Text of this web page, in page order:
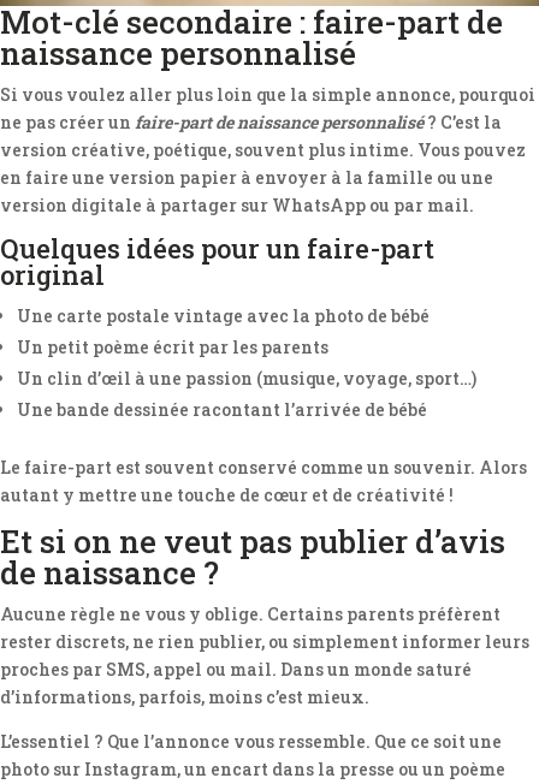
Mot-clé secondaire : faire-part de
naissance personnalisé
Si vous voulez aller plus loin que la simple annonce, pourquoi
ne pas créer un faire-part de naissance personnalisé? C’est la
version créative, poétique, souvent plus intime. Vous pouvez
en faire une version papier à envoyer à la famille ou une
version digitale à partager sur WhatsApp ou par mail.
Quelques idées pour un faire-part
original
Une carte postale vintage avec la photo de bébé
Un petit poème écrit par les parents
Un clin d’œil à une passion (musique, voyage, sport…)
Une bande dessinée racontant l’arrivée de bébé
Le faire-part est souvent conservé comme un souvenir. Alors
autant y mettre une touche de cœur et de créativité !
Et si on ne veut pas publier d’avis
de naissance ?
Aucune règle ne vous y oblige. Certains parents préfèrent
rester discrets, ne rien publier, ou simplement informer leurs
proches par SMS, appel ou mail. Dans un monde saturé
d’informations, parfois, moins c’est mieux.
L’essentiel ? Que l’annonce vous ressemble. Que ce soit une
photo sur Instagram, un encart dans la presse ou un poème